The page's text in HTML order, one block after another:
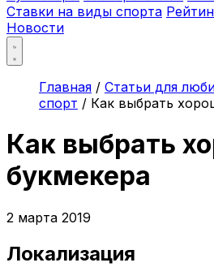
Ставки на виды спорта
Новости
Главная / Статьи для
спорт / Как выбрать
Как выбрать
букмекера
2 марта 2019
Локализация